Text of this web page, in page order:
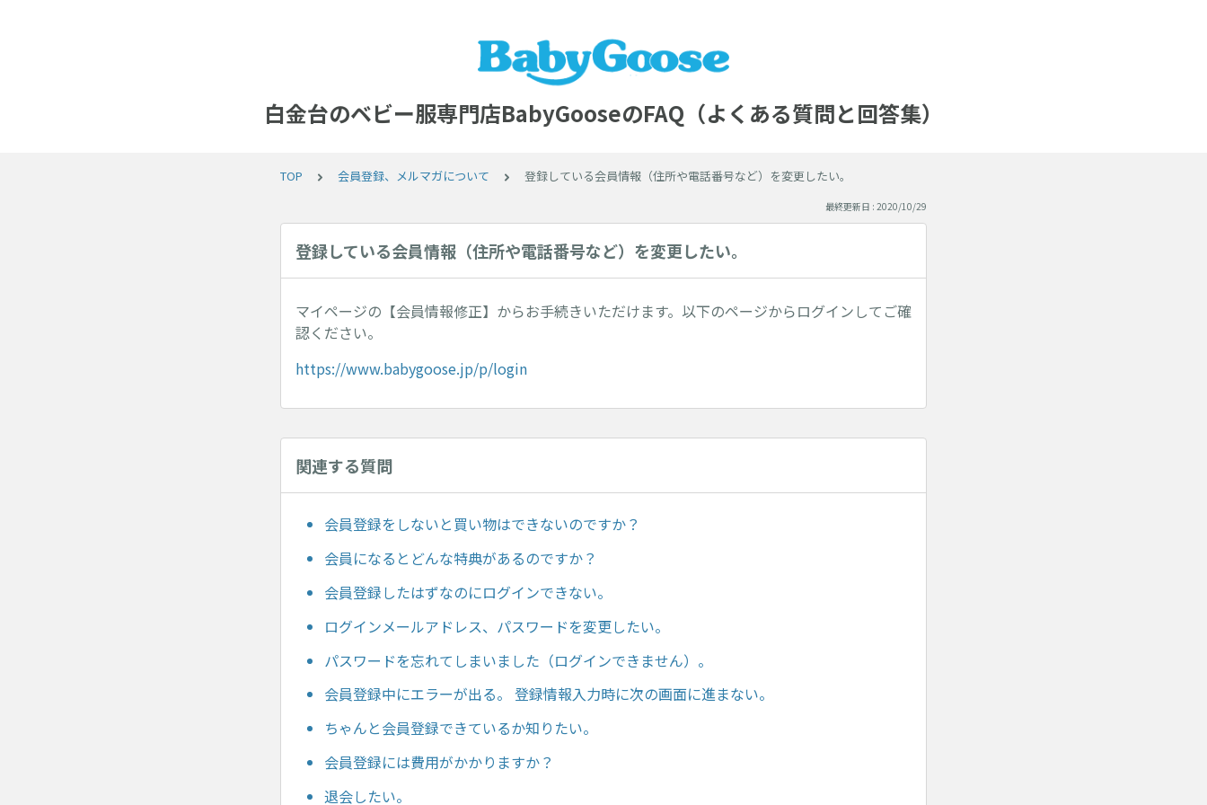
白金台のベビー服専門店BabyGooseのFAQ（よくある質問と回答集）
TOP 会員登録、メルマガについて 登録している会員情報（住所や電話番号など）を変更したい。
最終更新日 : 2020/10/29
登録している会員情報（住所や電話番号など）を変更したい。
マイページの【会員情報修正】からお手続きいただけます。以下のページからログインしてご確
認ください。
https://www.babygoose.jp/p/login
関連する質問
会員登録をしないと買い物はできないのですか？
会員になるとどんな特典があるのですか？
会員登録したはずなのにログインできない。
ログインメールアドレス、パスワードを変更したい。
パスワードを忘れてしまいました（ログインできません）。
会員登録中にエラーが出る。 登録情報入力時に次の画面に進まない。
ちゃんと会員登録できているか知りたい。
会員登録には費用がかかりますか？
退会したい。